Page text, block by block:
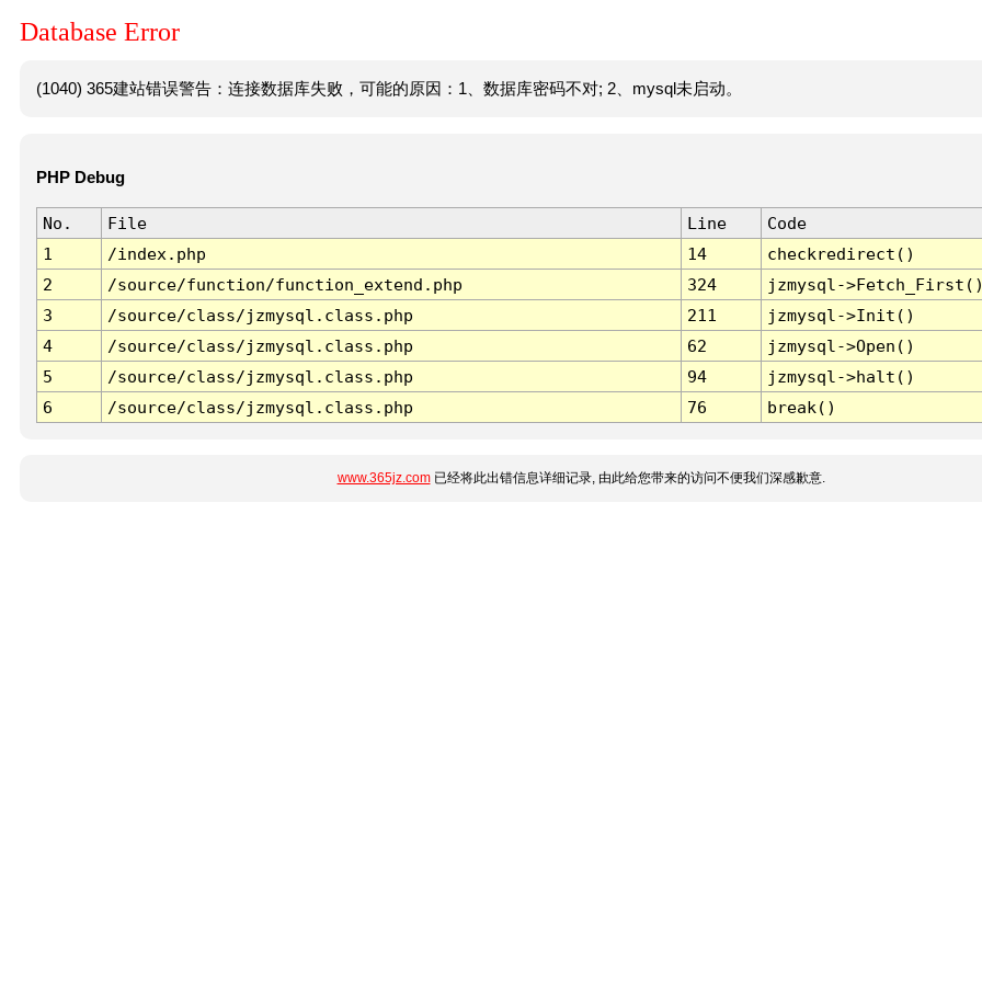
Database Error
(1040) 365建站错误警告：连接数据库失败，可能的原因：1、数据库密码不对; 2、mysql未启动。
PHP Debug
No. File Line
Code
1
/index.php 14
checkredirect()
2
/source/function/function_extend.php 324
jzmysql-
3
/source/class/jzmysql.class.php 211
jzmysql->Init()
4
/source/class/jzmysql.class.php 62
jzmysql->Open()
5
/source/class/jzmysql.class.php 94
jzmysql->halt()
6
/source/class/jzmysql.class.php 76 break()
www.365jz.com已经将此出错信息详细记录, 由此给您带来的访问不便我们深感歉意.